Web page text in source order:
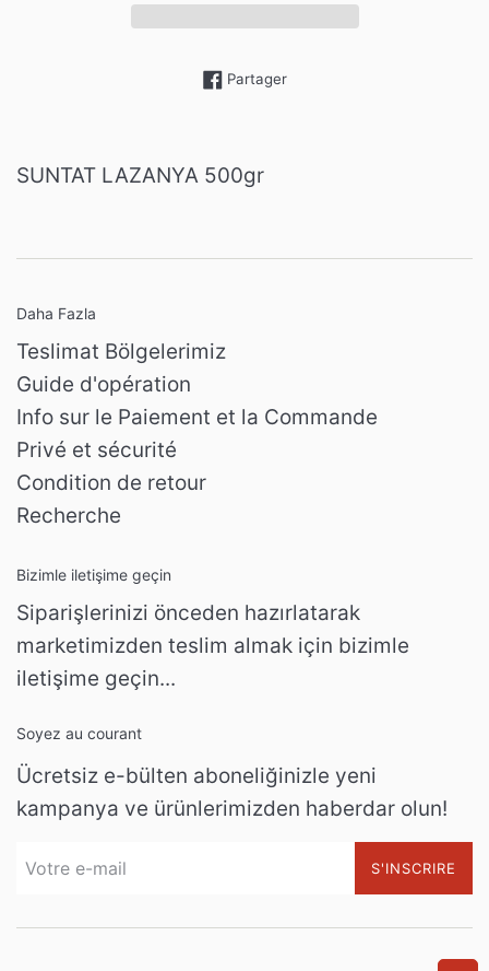
PartagerPartager sur Facebook
SUNTAT LAZANYA 500gr
Daha Fazla
Teslimat Bölgelerimiz
Guide d'opération
Info sur le Paiement et la Commande
Privé et sécurité
Condition de retour
Recherche
Bizimle iletişime geçin
Siparişlerinizi önceden hazırlatarak
marketimizden teslim almak için bizimle
iletişime geçin...
Soyez au courant
Ücretsiz e-bülten aboneliğinizle yeni
kampanya ve ürünlerimizden haberdar olun!
S'INSCRIRE